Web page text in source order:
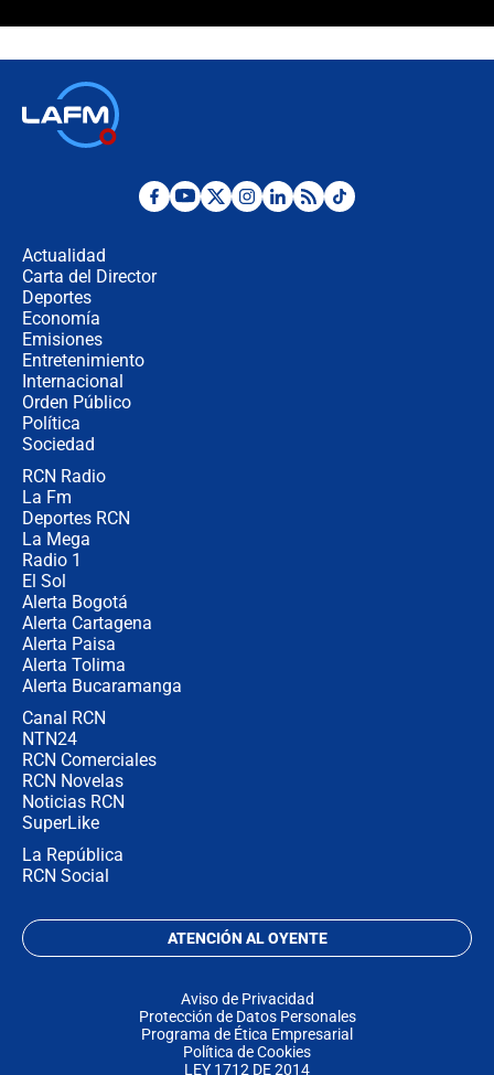
¿Por qué De la Espriella gobernará
Actualidad
Carta del Director
Deportes
Economía
Emisiones
Entretenimiento
Internacional
Orden Público
Política
Sociedad
RCN Radio
La Fm
Deportes RCN
La Mega
Radio 1
El Sol
Alerta Bogotá
Alerta Cartagena
Alerta Paisa
Alerta Tolima
Alerta Bucaramanga
Canal RCN
NTN24
RCN Comerciales
RCN Novelas
Noticias RCN
SuperLike
La República
RCN Social
ATENCIÓN AL OYENTE
Aviso de Privacidad
Protección de Datos Personales
Programa de Ética Empresarial
Política de Cookies
LEY 1712 DE 2014